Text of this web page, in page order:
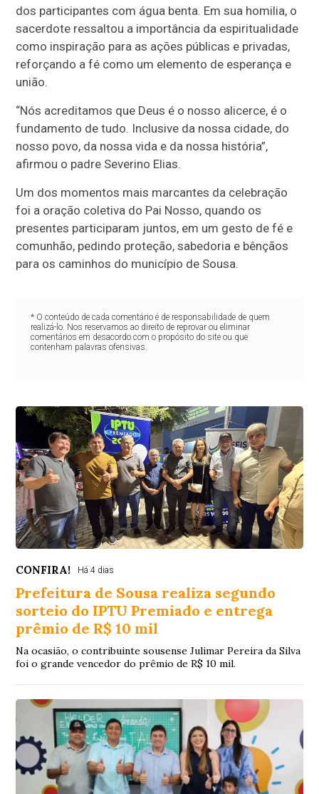
dos participantes com água benta. Em sua homilia, o
sacerdote ressaltou a importância da espiritualidade
como inspiração para as ações públicas e privadas,
reforçando a fé como um elemento de esperança e
união.
“Nós acreditamos que Deus é o nosso alicerce, é o
fundamento de tudo. Inclusive da nossa cidade, do
nosso povo, da nossa vida e da nossa história”,
afirmou o padre Severino Elias.
Um dos momentos mais marcantes da celebração
foi a oração coletiva do Pai Nosso, quando os
presentes participaram juntos, em um gesto de fé e
comunhão, pedindo proteção, sabedoria e bênçãos
para os caminhos do município de Sousa.
* O conteúdo de cada comentário é de responsabilidade de quem
realizá-lo. Nos reservamos ao direito de reprovar ou eliminar
comentários em desacordo com o propósito do site ou que
contenham palavras ofensivas.
CONFIRA! Há 4 dias
Prefeitura de Sousa realiza segundo
sorteio do IPTU Premiado e entrega
prêmio de R$ 10 mil
Na ocasião, o contribuinte sousense Julimar Pereira da Silva
foi o grande vencedor do prêmio de R$ 10 mil.